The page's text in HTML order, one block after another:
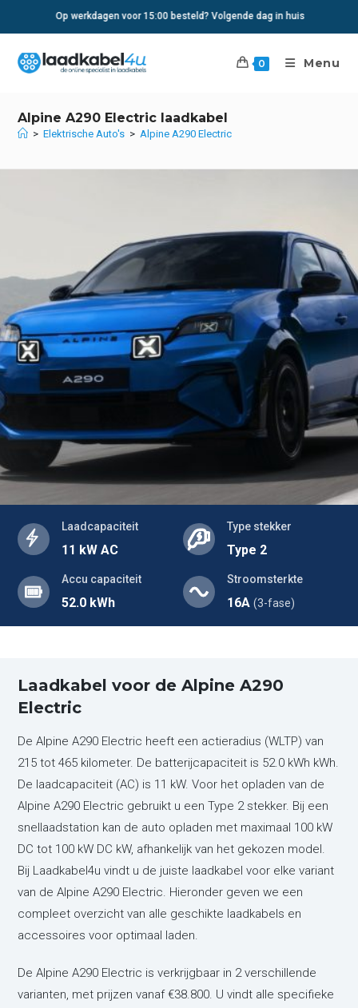
Op werkdagen voor 15:00 besteld? Volgende dag in huis
0 Menu
Alpine A290 Electric laadkabel
> Elektrische Auto's > Alpine A290 Electric
Laadcapaciteit
11 kW AC
Type stekker
Type 2
Accu capaciteit
52.0 kWh
Stroomsterkte
16A (3-fase)
Laadkabel voor de Alpine A290
Electric
De Alpine A290 Electric heeft een actieradius (WLTP) van
215 tot 465 kilometer. De batterijcapaciteit is 52.0 kWh kWh.
De laadcapaciteit (AC) is 11 kW. Voor het opladen van de
Alpine A290 Electric gebruikt u een Type 2 stekker. Bij een
snellaadstation kan de auto opladen met maximaal 100 kW
DC tot 100 kW DC kW, afhankelijk van het gekozen model.
Bij Laadkabel4u vindt u de juiste laadkabel voor elke variant
van de Alpine A290 Electric. Hieronder geven we een
compleet overzicht van alle geschikte laadkabels en
accessoires voor optimaal laden.
De Alpine A290 Electric is verkrijgbaar in 2 verschillende
varianten, met prijzen vanaf €38.800. U vindt alle specifieke